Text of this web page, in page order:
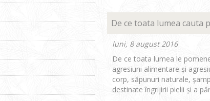
De ce toata lumea cauta
luni, 8 august 2016
De ce toata lumea le
agresiuni alimentare și
corp, săpunuri naturale,
destinate îngrijirii pielii și a